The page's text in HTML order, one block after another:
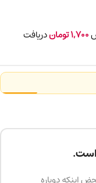
1,700توماندریافت
اینکه دوباره